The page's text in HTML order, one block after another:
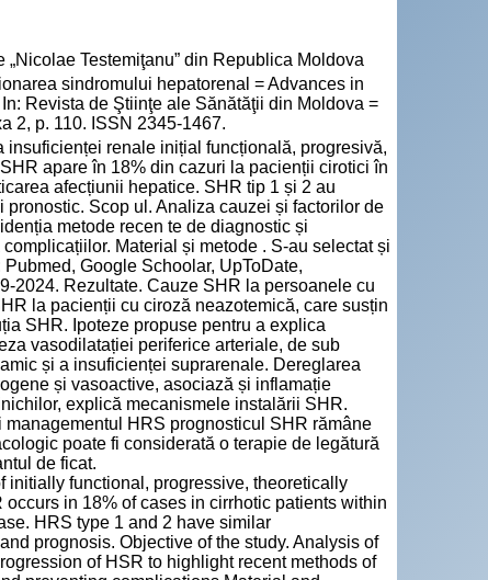
Testemiţanu” din Republica Moldova
sindromului hepatorenal = Advances in
Revista de Ştiinţe ale Sănătăţii din Moldova =
2, p. 110. ISSN 2345-1467.
insuficienței renale inițial funcțională, progresivă,
apare în 18% din cazuri la pacienții cirotici în
afecțiunii hepatice. SHR tip 1 și 2 au
Scop ul. Analiza cauzei și factorilor de
metode recen te de diagnostic și
Material și metode . S-au selectat și
Google Schoolar, UpToDate,
2024. Rezultate. Cauze SHR la persoanele cu
la pacienții cu ciroză neazotemică, care susțin
SHR. Ipoteze propuse pentru a explica
vasodilatației periferice arteriale, de sub
și a insuficienței suprarenale. Dereglarea
și vasoactive, asociază și inflamație
explică mecanismele instalării SHR.
HRS prognosticul SHR rămâne
poate fi considerată o terapie de legătură
de ficat.
initially functional, progressive, theoretically
in 18% of cases in cirrhotic patients within
HRS type 1 and 2 have similar
prognosis. Objective of the study. Analysis of
of HSR to highlight recent methods of